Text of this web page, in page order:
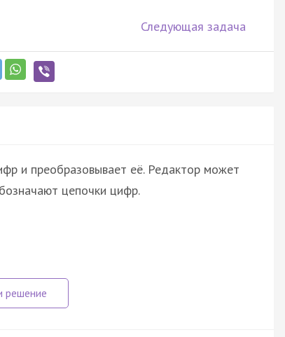
Следующая задача
и преобразовывает её. Редактор может
цепочки цифр.